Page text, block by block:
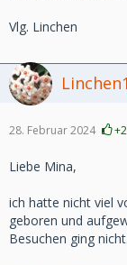
Vlg. Linchen
Linchen1
28. Februar 2024 +2
Liebe Mina,
ich hatte nicht viel
geboren und
Besuchen ging nicht.